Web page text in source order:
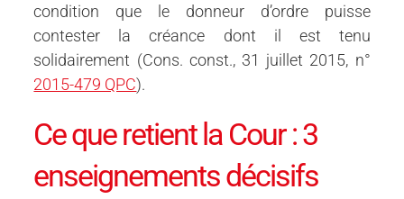
condition que le donneur d’ordre puisse
contester la créance dont il est tenu
solidairement (Cons. const., 31 juillet 2015, n°
2015-479 QPC).
Ce que retient la Cour : 3
enseignements décisifs